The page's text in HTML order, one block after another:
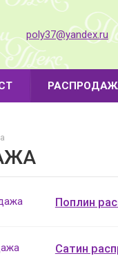
poly37@yandex.ru
Поплин
Сатин